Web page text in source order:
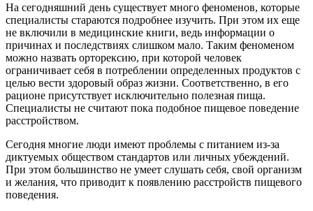
На сегодняшний день существует много феноменов, которые
специалисты стараются подробнее изучить. При этом их еще
не включили в медицинские книги, ведь информации о
причинах и последствиях слишком мало. Таким феноменом
можно назвать орторексию, при которой человек
ограничивает себя в потреблении определенных продуктов с
целью вести здоровый образ жизни. Соответственно, в его
рационе присутствует исключительно полезная пища.
Специалисты не считают пока подобное пищевое поведение
расстройством.
Сегодня многие люди имеют проблемы с питанием из-за
диктуемых обществом стандартов или личных убеждений.
При этом большинство не умеет слушать себя, свой организм
и желания, что приводит к появлению расстройств пищевого
поведения.